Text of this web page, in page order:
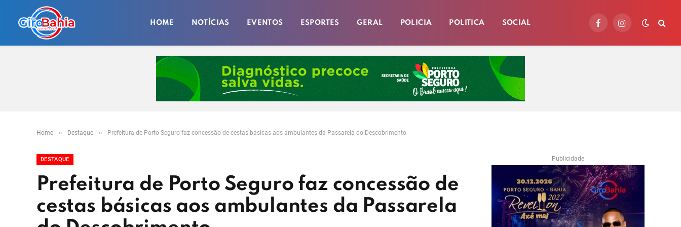
HOME NOTÍCIAS EVENTOS ESPORTES GERAL POLICIA POLITICA SOCIAL
FacebookInstagram
Home » Destaque » Prefeitura de Porto Seguro faz concessão de cestas básicas aos ambulantes da Passarela do Descobrimento
DESTAQUE
Prefeitura de Porto Seguro faz concessão de
cestas básicas aos ambulantes da Passarela
Publicidade